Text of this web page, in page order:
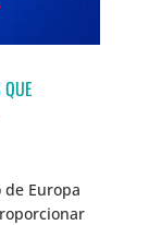
de Europa